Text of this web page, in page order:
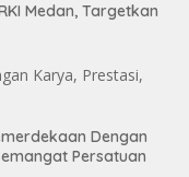
Medan, Targetkan
Dengan
Persatuan